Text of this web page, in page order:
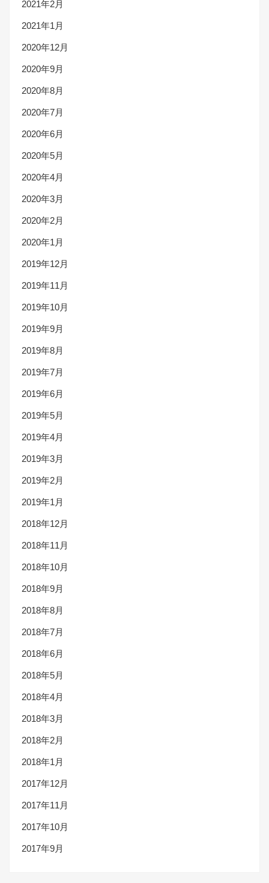
2021年2月
2021年1月
2020年12月
2020年9月
2020年8月
2020年7月
2020年6月
2020年5月
2020年4月
2020年3月
2020年2月
2020年1月
2019年12月
2019年11月
2019年10月
2019年9月
2019年8月
2019年7月
2019年6月
2019年5月
2019年4月
2019年3月
2019年2月
2019年1月
2018年12月
2018年11月
2018年10月
2018年9月
2018年8月
2018年7月
2018年6月
2018年5月
2018年4月
2018年3月
2018年2月
2018年1月
2017年12月
2017年11月
2017年10月
2017年9月